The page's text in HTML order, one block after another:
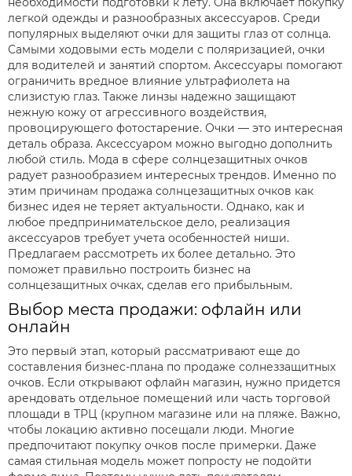
легкой одежды и разнообразных аксессуаров. Среди
популярных выделяют очки для защиты глаз от солнца.
Самыми ходовыми есть модели с поляризацией, очки
для водителей и занятий спортом. Аксессуары помогают
ограничить вредное влияние ультрафиолета на
слизистую глаз. Также линзы надежно защищают
нежную кожу от агрессивного воздействия,
провоцирующего фотостарение. Очки — это интересная
деталь образа. Аксессуаром можно выгодно дополнить
любой стиль. Мода в сфере солнцезащитных очков
радует разнообразием интересных трендов. Именно по
этим причинам продажа солнцезащитных очков как
бизнес идея не теряет актуальности. Однако, как и
любое предпринимательское дело, реализация
аксессуаров требует учета особенностей ниши.
Предлагаем рассмотреть их более детально. Это
поможет правильно построить бизнес на
солнцезащитных очках, сделав его прибыльным.
Выбор места продажи: офлайн или
онлайн
Это первый этап, который рассматривают еще до
составления бизнес-плана по продаже солнеззащитных
очков. Если открывают офлайн магазин, нужно придется
арендовать отдельное помещений или часть торговой
площади в ТРЦ (крупном магазине или на пляже. Важно,
чтобы локацию активно посещали люди. Многие
предпочитают покупку очков после примерки. Даже
самая стильная модель может попросту не подойти